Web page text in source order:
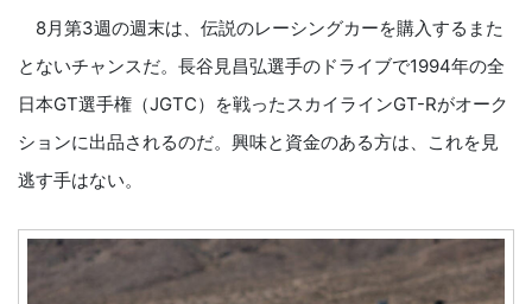
8月第3週の週末は、伝説のレーシングカーを購入するまた
とないチャンスだ。長谷見昌弘選手のドライブで1994年の全
日本GT選手権（JGTC）を戦ったスカイラインGT-Rがオーク
ションに出品されるのだ。興味と資金のある方は、これを見
逃す手はない。